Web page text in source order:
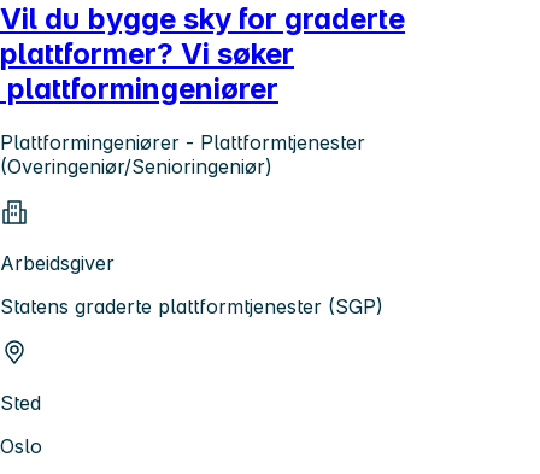
Vil du bygge sky for graderte
plattformer? Vi søker
plattformingeniører
Plattformingeniører - Plattformtjenester
(Overingeniør/Senioringeniør)
Arbeidsgiver
Statens graderte plattformtjenester (SGP)
Sted
Oslo